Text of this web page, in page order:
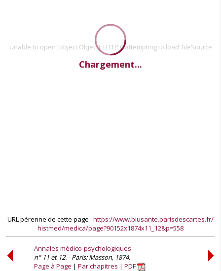
Unable to open [object Object]: HTTP 0 attempting to load TileSource
Chargement...
URL pérenne de cette page : https://www.biusante.parisdescartes.fr/
histmed/medica/page?90152x1874x11_12&p=558
Annales médico-psychologiques
n° 11 et 12. - Paris: Masson, 1874.
Page à Page
Par chapitres
PDF